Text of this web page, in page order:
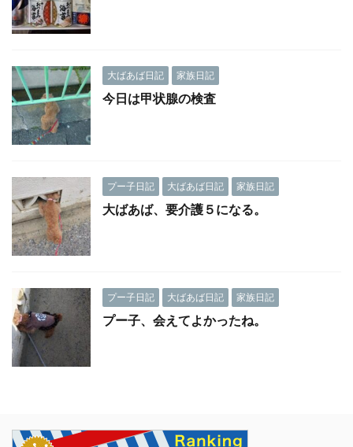
大ばあば日記 家族日記
今日は甲状腺の検査
プー子日記 大ばあば日記 家族日記
大ばあば、要介護５になる。
プー子日記 大ばあば日記 家族日記
プー子、会えてよかったね。